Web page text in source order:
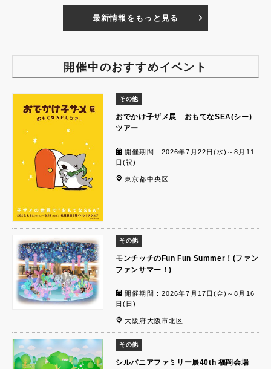
最新情報をもっと見る
開催中のおすすめイベント
その他
おでかけ子ザメ展 おもてなSEA(シー)
ツアー
開催期間 : 2026年7月22日(水)～8月11
日(祝)
東京都中央区
その他
モンチッチのFun Fun Summer！(ファン
ファンサマー！)
開催期間 : 2026年7月17日(金)～8月16
日(日)
大阪府大阪市北区
その他
シルバニアファミリー展40th 福岡会場